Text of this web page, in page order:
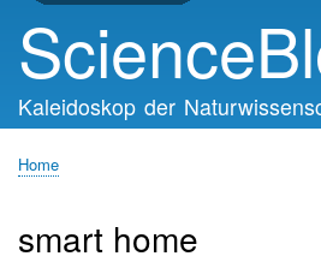
Kaleidoskop der
Home
smart home